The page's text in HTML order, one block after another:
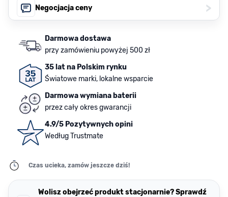
Negocjacja ceny >
Darmowa dostawa
przy zamówieniu powyżej 500 zł
35 lat na Polskim rynku
Światowe marki, lokalne wsparcie
Darmowa wymiana baterii
przez cały okres gwarancji
4.9/5 Pozytywnych opini
Według Trustmate
Czas ucieka, zamów jeszcze dziś!
Wolisz obejrzeć produkt stacjonarnie? Sprawdź